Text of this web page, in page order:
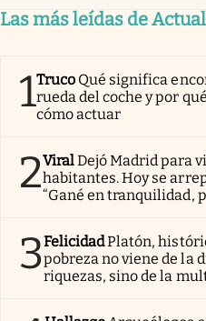
Las más leídas de
1Truco Qué significa
rueda del coche y por
cómo actuar
2ViralDejó Madrid para
habitantes. Hoy se
“Gané en tranquilidad,
3FelicidadPlatón,
pobreza no viene de la
riquezas, sino de la